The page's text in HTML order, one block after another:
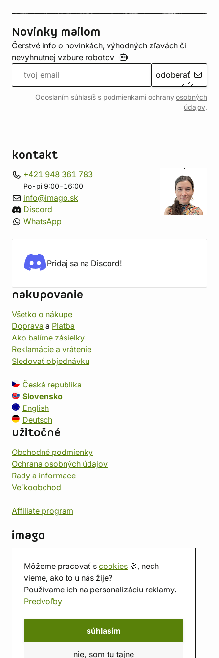
Môžeme pracovať s cookies 🍪, nech
vieme, ako to u nás žije?
Používame ich na personalizáciu reklamy.
Predvoľby
súhlasím
nie, som tu tajne
Novinky mailom
Čerstvé info o novinkách, výhodných zľavách či
nevyhnutnej vzbure robotov
odoberať
Odoslaním súhlasíš s podmienkami ochrany osobných
údajov.
kontakt
+421 948 361 783
Po-pi 9:00-16:00
info@imago.sk
Discord
WhatsApp
Pridaj sa na Discord!
nakupovanie
Všetko o nákupe
Doprava a Platba
Ako balíme zásielky
Reklamácie a vrátenie
Sledovať objednávku
Česká republika
Slovensko
English
Deutsch
užitočné
Obchodné podmienky
Ochrana osobných údajov
Rady a informace
Veľkoobchod
Affiliate program
imago
Predajňa
Herňa
O nás
Hodnotenie obchodu